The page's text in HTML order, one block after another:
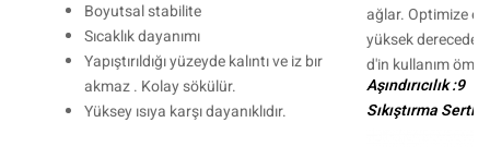
Boyutsal stabilite
Sıcaklık dayanımı
Yapıştırıldığı yüzeyde kalıntı ve iz bır
akmaz . Kolay sökülür.
Yüksey ısıya karşı dayanıklıdır.
ağlar. Optimize
yüksek derecede
d'in kullanım
Aşındırıcılık :9
Sıkıştırma